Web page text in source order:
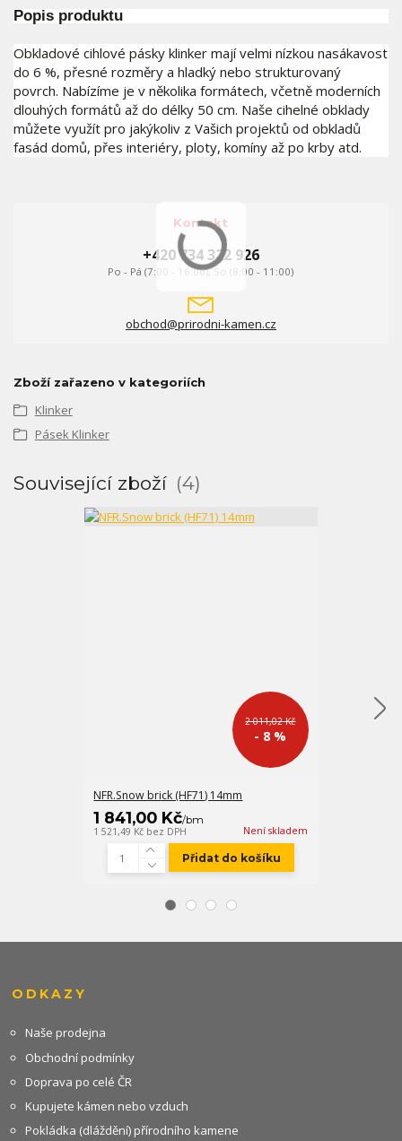
Popis produktu
Obkladové cihlové pásky klinker mají velmi nízkou nasákavost
do 6 %, přesné rozměry a hladký nebo strukturovaný
povrch. Nabízíme je v několika formátech, včetně moderních
dlouhých formátů až do délky 50 cm. Naše cihelné obklady
můžete využít pro jakýkoliv z Vašich projektů od obkladů
fasád domů, přes interiéry, ploty, komíny až po krby atd.
Kontakt
+420 734 322 926
Po - Pá (7:00 - 16:00), So (8:00 - 11:00)
obchod@prirodni-kamen.cz
Zboží zařazeno v kategoriích
Klinker
Pásek Klinker
Související zboží 4
2 011,02 Kč
- 8 %
NFR.Snow brick (HF71) 14mm
1 841,00 Kč/bm
1 521,49 Kč bez DPH Není skladem
Přidat do košíku
ODKAZY
Naše prodejna
Obchodní podmínky
Doprava po celé ČR
Kupujete kámen nebo vzduch
Pokládka (dláždění) přírodního kamene